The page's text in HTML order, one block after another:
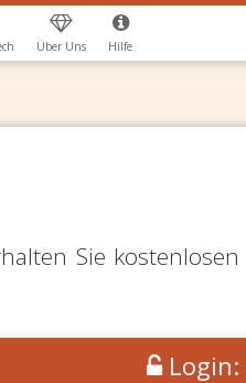
Über Uns Hilfe
Sie
Login: